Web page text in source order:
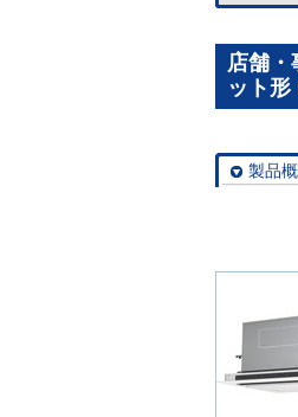
店舗・
ット
製品